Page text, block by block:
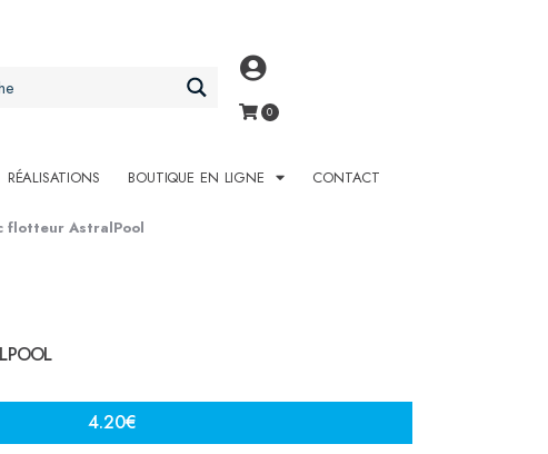
RÉALISATIONS BOUTIQUE EN LIGNE CONTACT
flotteur AstralPool
4.20€